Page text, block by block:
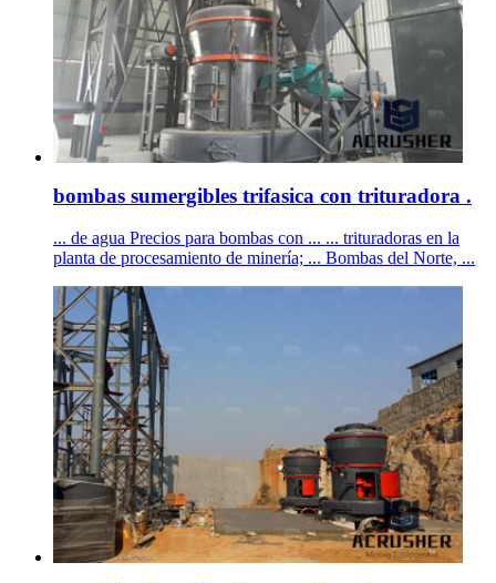
bombas sumergibles trifasica con trituradora .
... de agua Precios para bombas con ... ... trituradoras en la
planta de procesamiento de minería; ... Bombas del Norte, ...